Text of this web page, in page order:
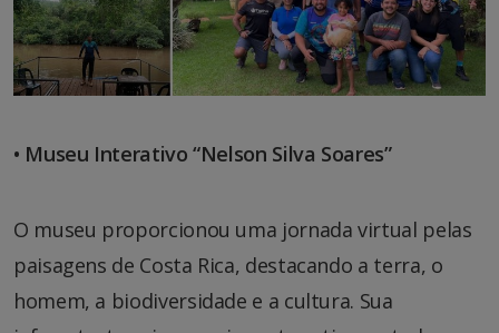
• Museu Interativo “Nelson Silva Soares”
O museu proporcionou uma jornada virtual pelas
paisagens de Costa Rica, destacando a terra, o
homem, a biodiversidade e a cultura. Sua